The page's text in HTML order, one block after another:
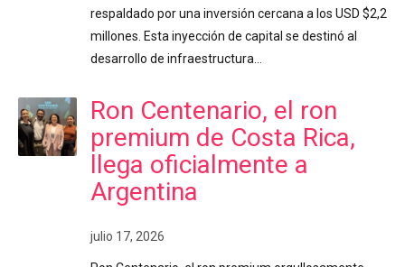
respaldado por una inversión cercana a los USD $2,2
millones. Esta inyección de capital se destinó al
desarrollo de infraestructura…
Ron Centenario, el ron
premium de Costa Rica,
llega oficialmente a
Argentina
julio 17, 2026